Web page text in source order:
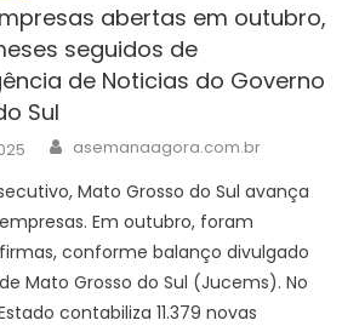
abertas em outubro,
seguidos de
de Noticias do Governo
Sul
Author
asemanaagora.com.br
Mato Grosso do Sul avança
Em outubro, foram
firmas, conforme balanço divulgado
Mato Grosso do Sul (Jucems). No
contabiliza 11.379 novas